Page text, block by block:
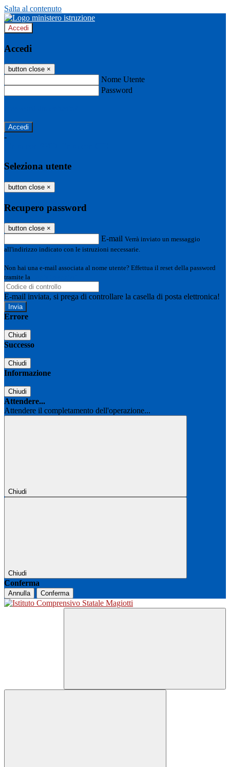
Salta al contenuto
Accedi
Accedi
button close ×
Nome Utente
Password
-
Seleziona utente
button close ×
Recupero password
button close ×
E-mail Verrà inviato un messaggio
all'indirizzo indicato con le istruzioni necessarie.
Non hai una e-mail associata al nome utente? Effettua il reset della password
tramite la
E-mail inviata, si prega di controllare la casella di posta elettronica!
Errore
Chiudi
Successo
Chiudi
Informazione
Chiudi
Attendere...
Attendere il completamento dell'operazione...
Chiudi
Chiudi
Conferma
Annulla Conferma